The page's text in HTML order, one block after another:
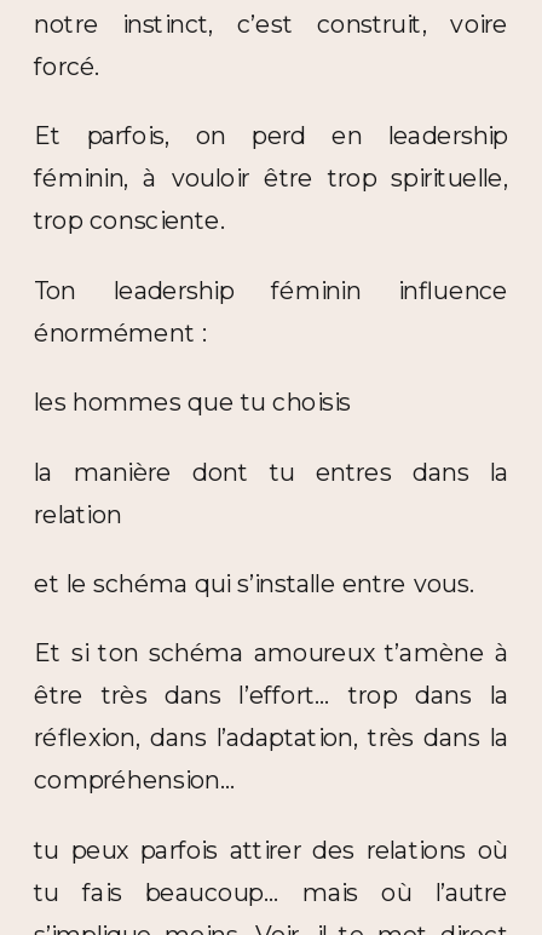
notre instinct, c’est construit, voire
forcé.
Et parfois, on perd en leadership
féminin, à vouloir être trop spirituelle,
trop consciente.
Ton leadership féminin influence
énormément :
les hommes que tu choisis
la manière dont tu entres dans la
relation
et le schéma qui s’installe entre vous.
Et si ton schéma amoureux t’amène à
être très dans l’effort… trop dans la
réflexion, dans l’adaptation, très dans la
compréhension…
tu peux parfois attirer des relations où
tu fais beaucoup… mais où l’autre